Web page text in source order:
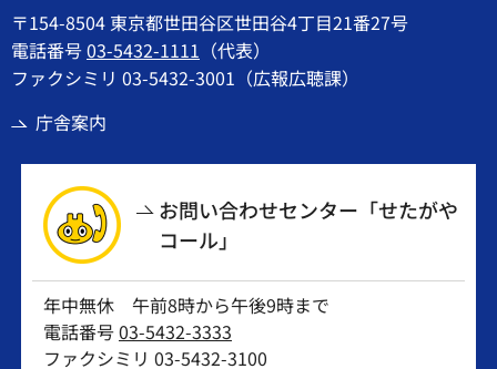
〒154-8504 東京都世田谷区世田谷4丁目21番27号
電話番号03-5432-1111 （代表）
ファクシミリ 03-5432-3001（広報広聴課）
庁舎案内
お問い合わせセンター「せたがや
コール」
年中無休 午前8時から午後9時まで
電話番号03-5432-3333
ファクシミリ 03-5432-3100